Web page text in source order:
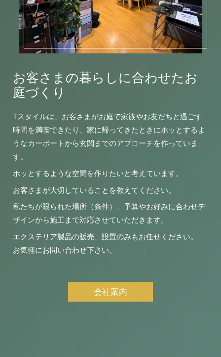
お客さまの暮らしに合わせたお
庭づくり
Tスタイルは、お客さまがお庭で家族やお友だちと過ごす
時間を満喫できたり、家に帰ってきたときにホッとするよ
うなカーポートから玄関までのアプローチを作っていま
す。
ホッとするような空間を作りたいと考えています。
お客さまが大切していることを教えてください。
私たちが限られた場所（条件）、予算やお好みに合わせデ
ザインから施工まで対応させていただきます。
エクステリア製品の販売、設置のみもお任せください。
お気軽にお問い合わせ下さい。
会社案内